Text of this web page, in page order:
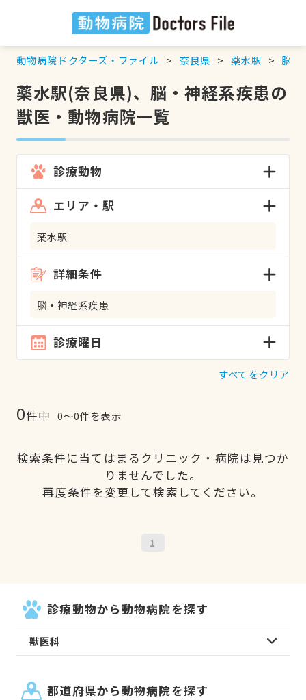
動物病院ドクターズ・ファイル 奈良県 薬水駅 脳・
薬水駅(奈良県)、脳・神経系疾患の
獣医・動物病院一覧
診療動物
エリア・駅
薬水駅
詳細条件
脳・神経系疾患
診療曜日
すべてをクリア
0件中 0〜0件を表示
検索条件に当てはまるクリニック・病院は見つか
りませんでした。
再度条件を変更して検索してください。
1
診療動物から動物病院を探す
獣医科
都道府県から動物病院を探す